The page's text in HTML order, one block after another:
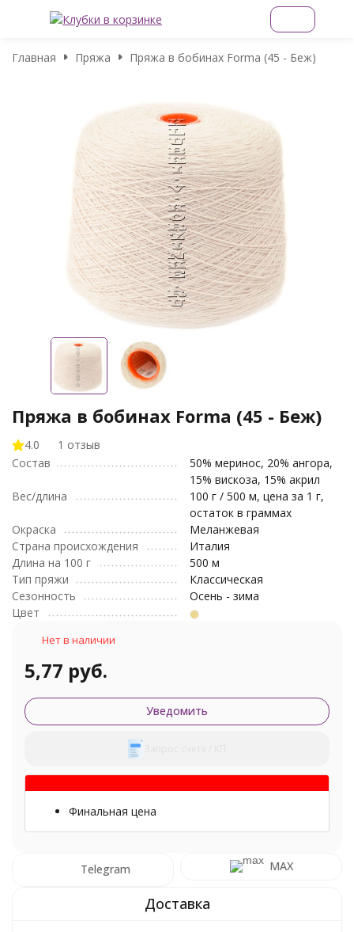
Главная Пряжа Пряжа в бобинах Forma (45 - Беж)
Пряжа в бобинах Forma (45 - Беж)
4.0
1 отзыв
Состав
50% меринос, 20% ангора,
15% вискоза, 15% акрил
Вес/длина
100 г / 500 м, цена за 1 г,
остаток в граммах
Окраска
Меланжевая
Страна происхождения
Италия
Длина на 100 г
500 м
Тип пряжи
Классическая
Сезонность
Осень - зима
Цвет
Нет в наличии
5,77 руб.
Уведомить
Финальная цена
Telegram MAX